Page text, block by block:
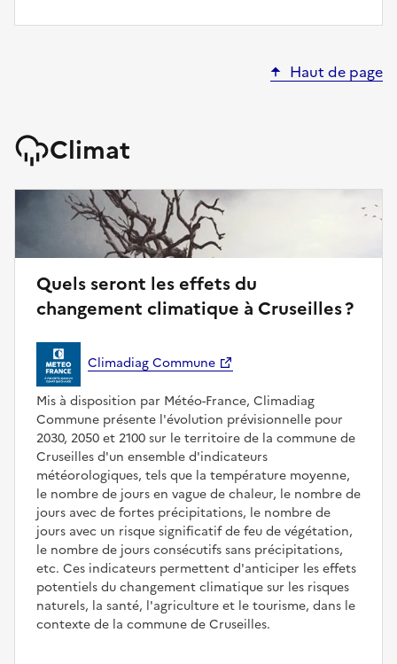
Haut de page
Climat
Quels seront les effets du
changement climatique à Cruseilles ?
Climadiag Commune
Mis à disposition par Météo-France, Climadiag
Commune présente l'évolution prévisionnelle pour
2030, 2050 et 2100 sur le territoire de la commune de
Cruseilles d'un ensemble d'indicateurs
météorologiques, tels que la température moyenne,
le nombre de jours en vague de chaleur, le nombre de
jours avec de fortes précipitations, le nombre de
jours avec un risque significatif de feu de végétation,
le nombre de jours consécutifs sans précipitations,
etc. Ces indicateurs permettent d'anticiper les effets
potentiels du changement climatique sur les risques
naturels, la santé, l'agriculture et le tourisme, dans le
contexte de la commune de Cruseilles.